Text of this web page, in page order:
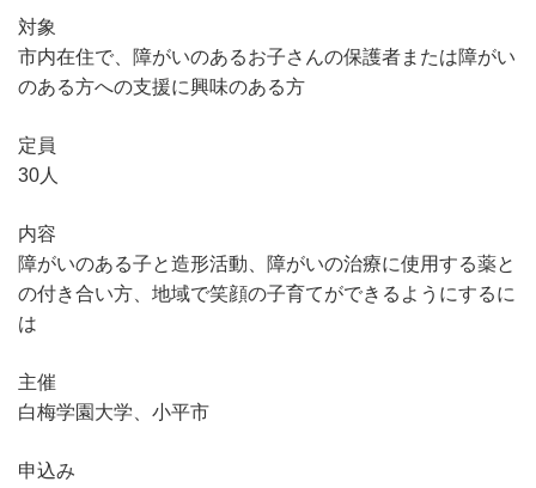
対象
市内在住で、障がいのあるお子さんの保護者または障がい
のある方への支援に興味のある方
定員
30人
内容
障がいのある子と造形活動、障がいの治療に使用する薬と
の付き合い方、地域で笑顔の子育てができるようにするに
は
主催
白梅学園大学、小平市
申込み